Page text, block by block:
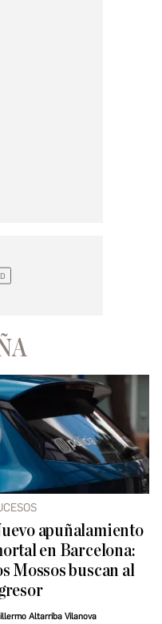
apuñalamiento
en Barcelona:
Mossos buscan al
Altarriba Vilanova